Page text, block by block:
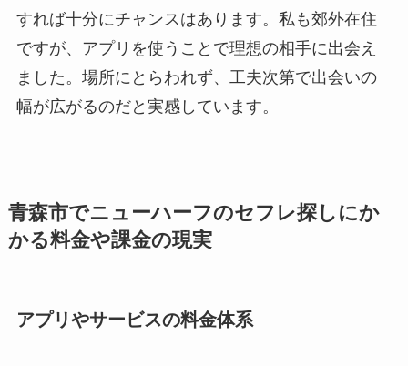
すれば十分にチャンスはあります。私も郊外在住
ですが、アプリを使うことで理想の相手に出会え
ました。場所にとらわれず、工夫次第で出会いの
幅が広がるのだと実感しています。
青森市でニューハーフのセフレ探しにか
かる料金や課金の現実
アプリやサービスの料金体系